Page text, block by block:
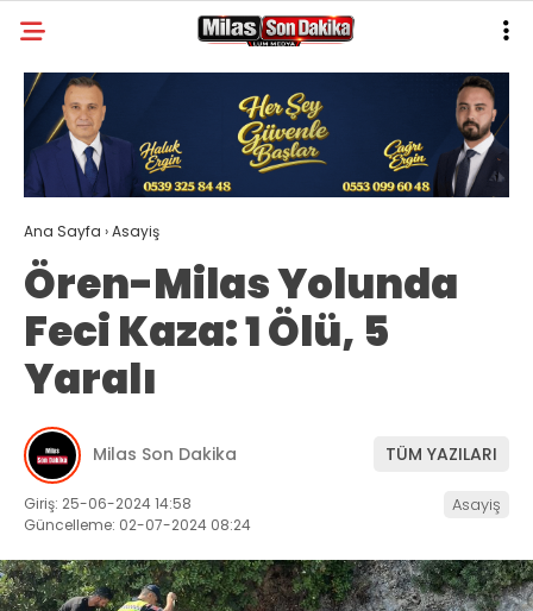
26.6
GALERİ YAZARLAR
MILAS
MUĞLA’DAN
ASAYIŞ
GÜNDEM
EKONOMI
SPOR
VEFAT
GENEL
İLETIŞIM
Ana Sayfa ›Asayiş
Ören-Milas Yolunda
Feci Kaza: 1 Ölü, 5
Yaralı
Milas Son Dakika TÜM YAZILARI
Giriş: 25-06-2024 14:58
Güncelleme: 02-07-2024 08:24
Asayiş